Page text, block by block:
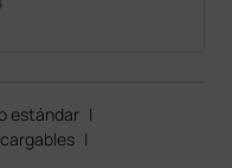
estándar |
|